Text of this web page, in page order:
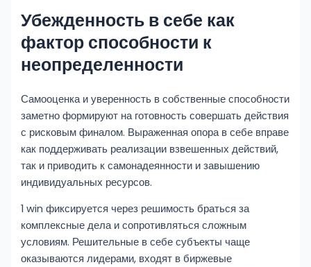
Убежденность в себе как
фактор способности к
неопределенности
Самооценка и уверенность в собственные способности
заметно формируют на готовность совершать действия
с рисковым финалом. Выраженная опора в себе вправе
как поддерживать реализации взвешенных действий,
так и приводить к самонадеянности и завышению
индивидуальных ресурсов.
1 win фиксируется через решимость браться за
комплексные дела и сопротивляться сложным
условиям. Решительные в себе субъекты чаще
оказываются лидерами, входят в биржевые